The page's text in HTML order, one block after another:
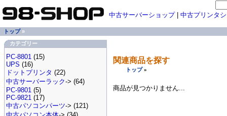
関連商品を探す
トップ»
商品が見つかりません...
中古サーバーショップ| 中古プリンタ
トップ»
カテゴリー
PC-8801 (15)
UPS (16)
ドットプリンタ (22)
中古サーバーラック-> (64)
PC-9801 (5)
PC-9821 (17)
中古パソコンパーツ-> (121)